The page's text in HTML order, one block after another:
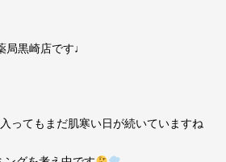
局黒崎店です♩
ってもまだ肌寒い日が続いていますね